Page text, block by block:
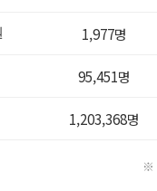
1,977명
95,451명
1,203,368명
※